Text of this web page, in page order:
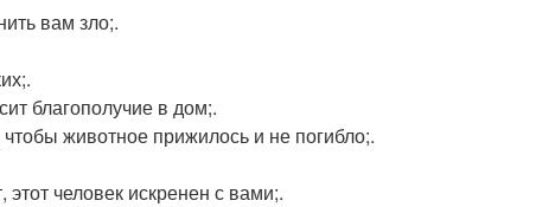
вам зло;.
благополучие в дом;.
животное прижилось и не погибло;.
человек искренен с вами;.